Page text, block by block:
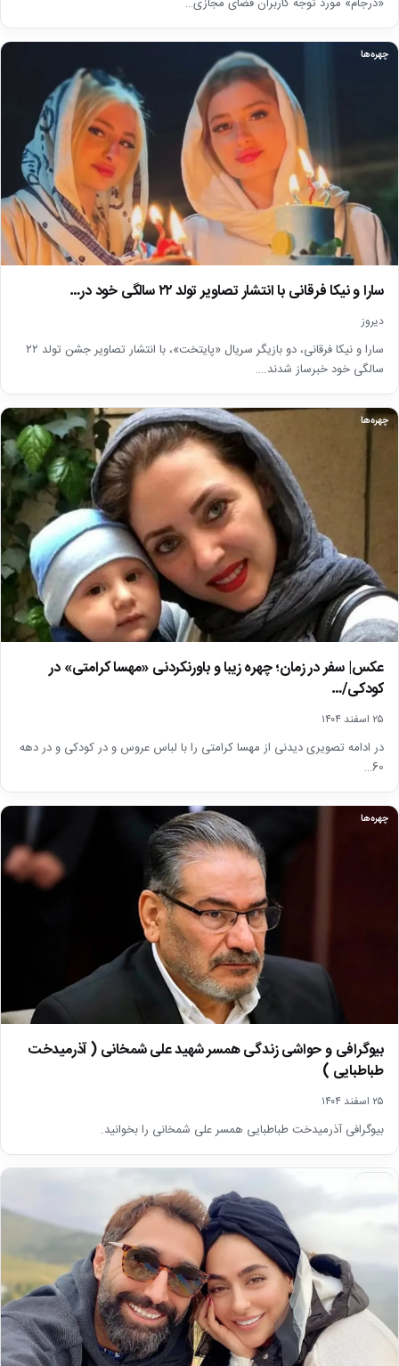
چهره‌ها
سارا و نیکا فرقانی با انتشار تصاویر تولد ۲۲ سالگی خود در…
دیروز
سارا و نیکا فرقانی، دو بازیگر سریال «پایتخت»، با انتشار تصاویر جشن تولد ۲۲
سالگی خود خبرساز شدند.…
چهره‌ها
عکس| سفر در زمان؛ چهره زیبا و باورنکردنی «مهسا کرامتی» در
کودکی/…
۲۵ اسفند ۱۴۰۴
در ادامه تصویری دیدنی از مهسا کرامتی را با لباس عروس و در کودکی و در دهه
60…
چهره‌ها
بیوگرافی و حواشی زندگی همسر شهید علی شمخانی ( آذرمیدخت
طباطبایی )
۲۵ اسفند ۱۴۰۴
بیوگرافی آذرمیدخت طباطبایی همسر علی شمخانی را بخوانید.